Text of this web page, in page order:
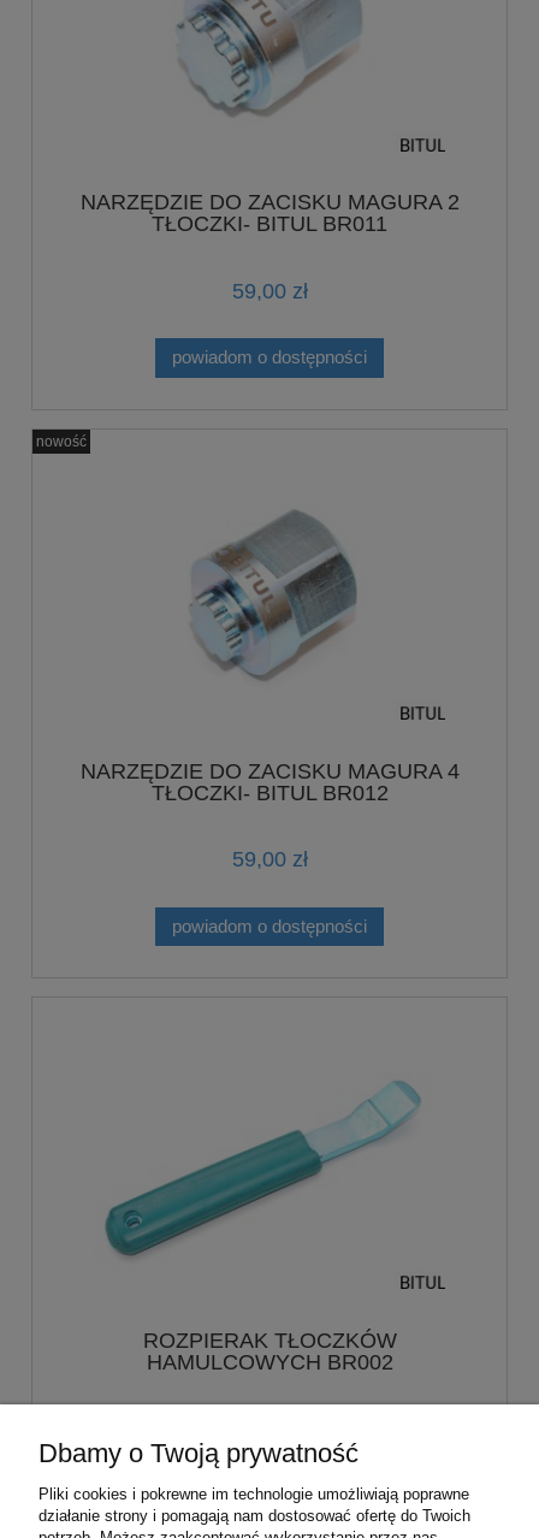
NARZĘDZIE DO ZACISKU MAGURA 2
TŁOCZKI- BITUL BR011
59,00 zł
powiadom o dostępności
NARZĘDZIE DO ZACISKU MAGURA 4
TŁOCZKI- BITUL BR012
59,00 zł
powiadom o dostępności
nowość
ROZPIERAK TŁOCZKÓW
HAMULCOWYCH BR002
do koszyka
Dbamy o Twoją prywatność
Pliki cookies i pokrewne im technologie umożliwiają poprawne
działanie strony i pomagają nam dostosować ofertę do Twoich